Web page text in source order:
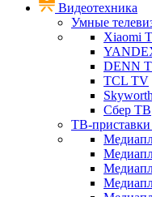
Видеотехника
Умные
Xiaomi
DENN
TCL TV
Сбер ТВ
ТВ-